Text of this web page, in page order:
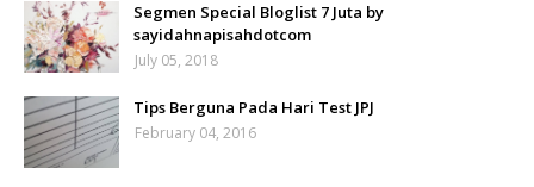
Segmen Special Bloglist 7 Juta by
sayidahnapisahdotcom
July 05, 2018
Tips Berguna Pada Hari Test JPJ
February 04, 2016